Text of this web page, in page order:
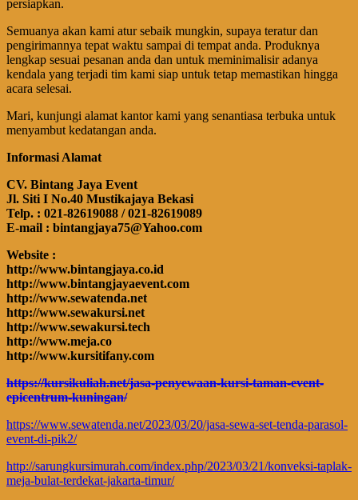
persiapkan.
Semuanya akan kami atur sebaik mungkin, supaya teratur dan
pengirimannya tepat waktu sampai di tempat anda. Produknya
lengkap sesuai pesanan anda dan untuk meminimalisir adanya
kendala yang terjadi tim kami siap untuk tetap memastikan hingga
acara selesai.
Mari, kunjungi alamat kantor kami yang senantiasa terbuka untuk
menyambut kedatangan anda.
Informasi Alamat
CV. Bintang Jaya Event
Jl. Siti I No.40 Mustikajaya Bekasi
Telp. : 021-82619088 / 021-82619089
E-mail : bintangjaya75@Yahoo.com
Website :
http://www.bintangjaya.co.id
http://www.bintangjayaevent.com
http://www.sewatenda.net
http://www.sewakursi.net
http://www.sewakursi.tech
http://www.meja.co
http://www.kursitifany.com
https://kursikuliah.net/jasa-penyewaan-kursi-taman-event-
epicentrum-kuningan/
https://www.sewatenda.net/2023/03/20/jasa-sewa-set-tenda-parasol-
event-di-pik2/
http://sarungkursimurah.com/index.php/2023/03/21/konveksi-taplak-
meja-bulat-terdekat-jakarta-timur/